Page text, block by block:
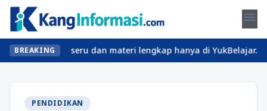
menu
BREAKING
kelas seru dan materi lengkap hanya di YukBelajar.com.
PENDIDIKAN